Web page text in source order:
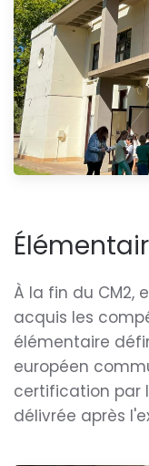
À la fin du CM2,
acquis les
élémentaire
européen
certification par
délivrée après